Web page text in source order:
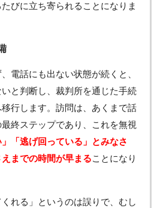
びに立ち寄られることになりま
電話にも出ない状態が続くと、
と判断し、裁判所を通じた手続
行します。訪問は、あくまで話
終ステップであり、これを無視
」「逃げ回っている」とみなさ
までの時間が早まることになり
くれる」というのは誤りで、むし